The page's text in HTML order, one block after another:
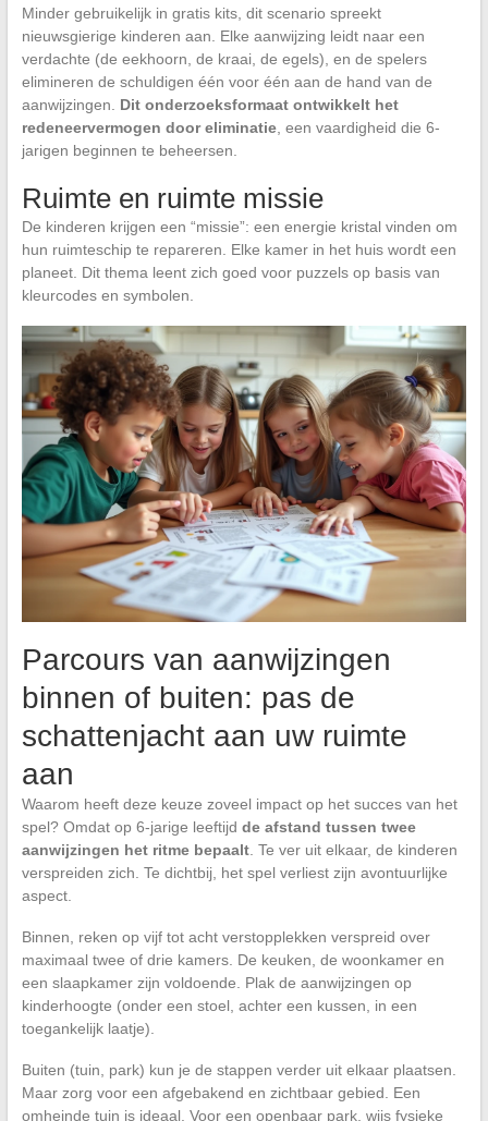
Minder gebruikelijk in gratis kits, dit scenario spreekt
nieuwsgierige kinderen aan. Elke aanwijzing leidt naar een
verdachte (de eekhoorn, de kraai, de egels), en de spelers
elimineren de schuldigen één voor één aan de hand van de
aanwijzingen. Dit onderzoeksformaat ontwikkelt het
redeneervermogen door eliminatie, een vaardigheid die 6-
jarigen beginnen te beheersen.
Ruimte en ruimte missie
De kinderen krijgen een “missie”: een energie kristal vinden om
hun ruimteschip te repareren. Elke kamer in het huis wordt een
planeet. Dit thema leent zich goed voor puzzels op basis van
kleurcodes en symbolen.
Parcours van aanwijzingen
binnen of buiten: pas de
schattenjacht aan uw ruimte
aan
Waarom heeft deze keuze zoveel impact op het succes van het
spel? Omdat op 6-jarige leeftijd de afstand tussen twee
aanwijzingen het ritme bepaalt. Te ver uit elkaar, de kinderen
verspreiden zich. Te dichtbij, het spel verliest zijn avontuurlijke
aspect.
Binnen, reken op vijf tot acht verstopplekken verspreid over
maximaal twee of drie kamers. De keuken, de woonkamer en
een slaapkamer zijn voldoende. Plak de aanwijzingen op
kinderhoogte (onder een stoel, achter een kussen, in een
toegankelijk laatje).
Buiten (tuin, park) kun je de stappen verder uit elkaar plaatsen.
Maar zorg voor een afgebakend en zichtbaar gebied. Een
omheinde tuin is ideaal. Voor een openbaar park, wijs fysieke